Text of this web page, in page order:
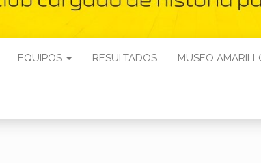
EQUIPOS RESULTADOS MUSEO